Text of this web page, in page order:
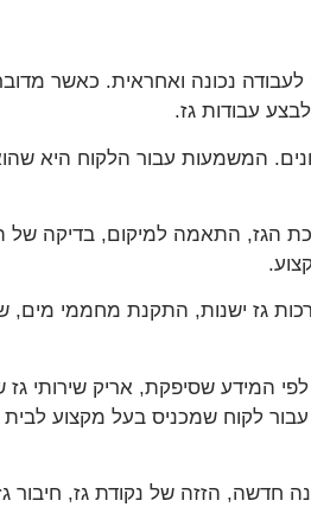
נכונה ואחראית. כאשר
עבודות גז.
וניסיון בתחום שירותי הגז והתיקונים. המשמעות עבור הלקוח היא
הגז, התאמה למיקום, בדיקה של
גז ישנות, התקנת מחממי מים,
המידע שסיפקת, אריק שירותי גז
לקוח שמכניס בעל מקצוע לבית
חדשה, הזזה של נקודת גז, חיבור